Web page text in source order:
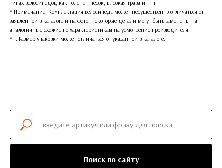
типах велосипедов, как то: снег, песок, высокая трава и т. п.
*.Примечание: Комплектация велосипеда может несущественно отличаться от
заявленной в каталоге и на фото. Некоторые детали могут быть заменены на
аналогичные схожие по характеристикам на усмотрение производителя.
*.-: Размер упаковки может отличаться от указанной в каталоге.
Поиск по сайту